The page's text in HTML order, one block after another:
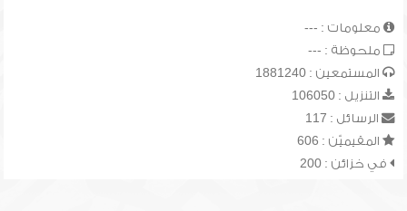
معلومات : ---
ملحوظة : ---
المستمعين : 1881240
التنزيل : 106050
الرسائل : 117
المقيميّن : 606
في خزائن : 200